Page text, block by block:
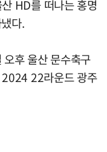
HD를 떠나는 홍명
다.
후 울산 문수축구
22라운드 광주